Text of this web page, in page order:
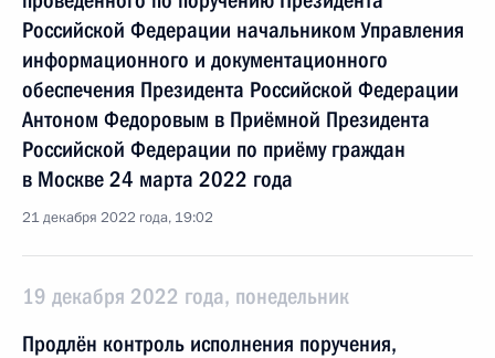
Российской Федерации начальником Управления
информационного и документационного
обеспечения Президента Российской Федерации
Антоном Федоровым в Приёмной Президента
Российской Федерации по приёму граждан
в Москве 24 марта 2022 года
21 декабря 2022 года, 19:02
19 декабря 2022 года, понедельник
Продлён контроль исполнения поручения,